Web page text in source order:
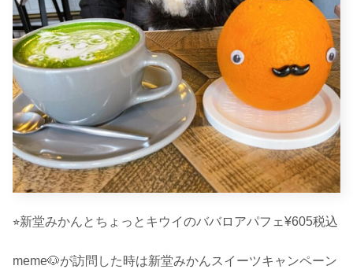
⭐︎新堂みかんとちょっとキウイのババロアパフェ¥605税込
meme🐶が訪問した時は新堂みかんスイーツキャンペーン